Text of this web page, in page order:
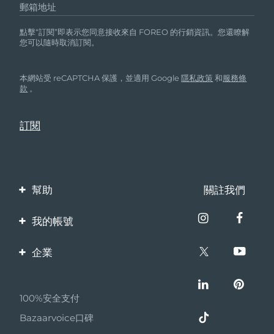
郵箱地址
點擊“訂閱”即表示您同意接收來自 FOREO 的行銷資訊。您還瞭解
您可以隨時取消訂閱。
本網站受 reCAPTCHA 保護，並適用 Google隱私政策 和服務條
款 。
幫助
聯繫我們
保修與退換貨
關註我們
我的帳號
產品註冊
企業
夥伴計畫
聯盟新聞
100%安全支付
Bazaarvoice口碑